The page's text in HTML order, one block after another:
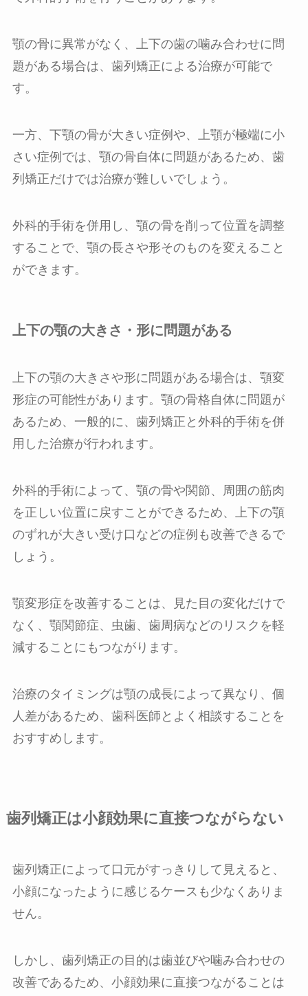
顎の骨に異常がなく、上下の歯の噛み合わせに問
題がある場合は、歯列矯正による治療が可能で
す。
一方、下顎の骨が大きい症例や、上顎が極端に小
さい症例では、顎の骨自体に問題があるため、歯
列矯正だけでは治療が難しいでしょう。
外科的手術を併用し、顎の骨を削って位置を調整
することで、顎の長さや形そのものを変えること
ができます。
上下の顎の大きさ・形に問題がある
上下の顎の大きさや形に問題がある場合は、顎変
形症の可能性があります。顎の骨格自体に問題が
あるため、一般的に、歯列矯正と外科的手術を併
用した治療が行われます。
外科的手術によって、顎の骨や関節、周囲の筋肉
を正しい位置に戻すことができるため、上下の顎
のずれが大きい受け口などの症例も改善できるで
しょう。
顎変形症を改善することは、見た目の変化だけで
なく、顎関節症、虫歯、歯周病などのリスクを軽
減することにもつながります。
治療のタイミングは顎の成長によって異なり、個
人差があるため、歯科医師とよく相談することを
おすすめします。
歯列矯正は小顔効果に直接つながらない
歯列矯正によって口元がすっきりして見えると、
小顔になったように感じるケースも少なくありま
せん。
しかし、歯列矯正の目的は歯並びや噛み合わせの
改善であるため、小顔効果に直接つながることは